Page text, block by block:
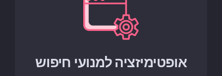
אופטימיזציה למנועי חיפוש